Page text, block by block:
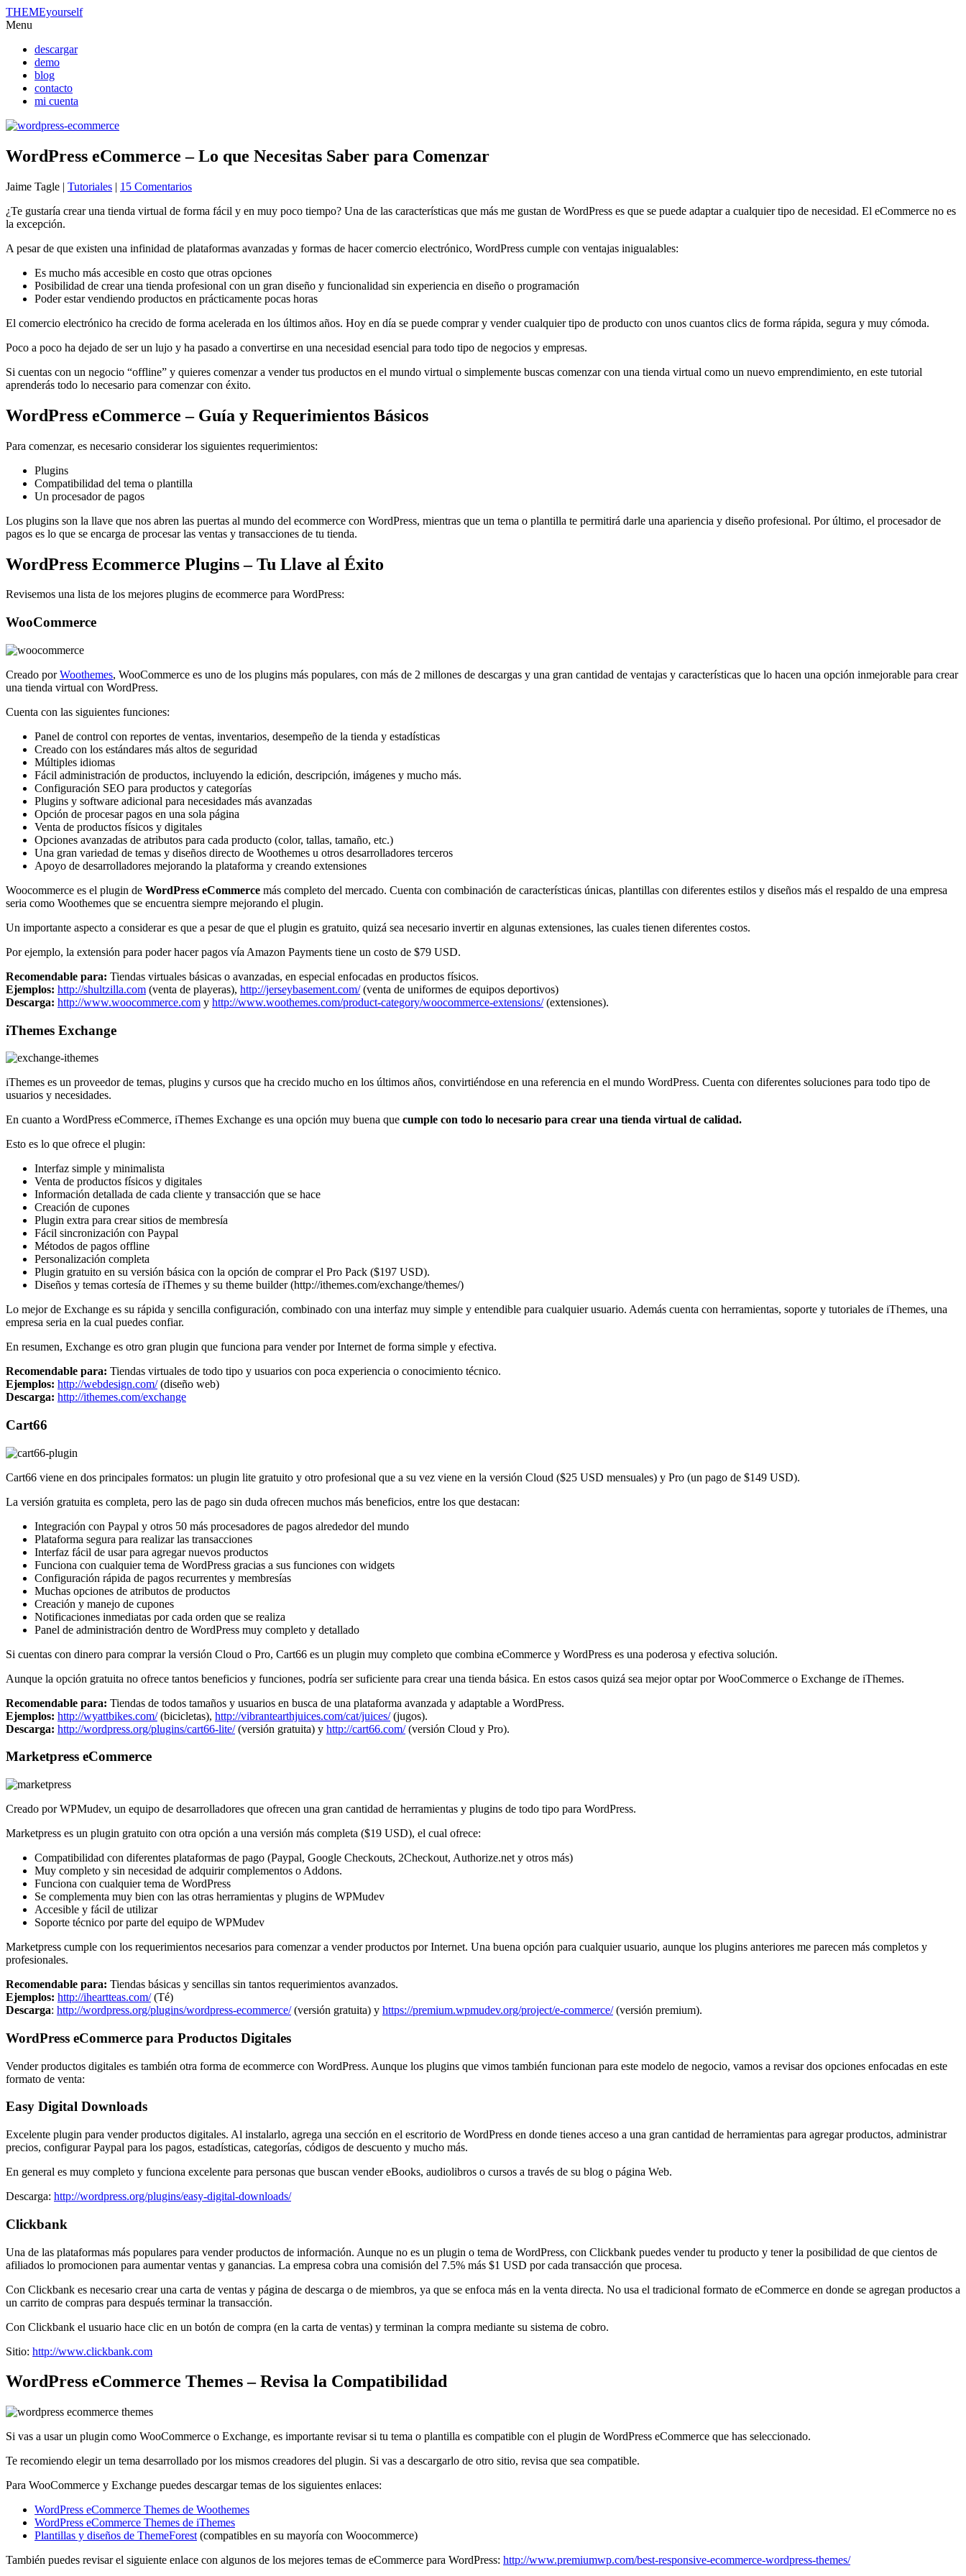
THEMEyourself
Menu
descargar
demo
blog
contacto
mi cuenta
WordPress eCommerce – Lo que Necesitas Saber para Comenzar
Jaime Tagle | Tutoriales | 15 Comentarios
¿Te gustaría crear una tienda virtual de forma fácil y en muy poco tiempo? Una de las características que más me gustan de WordPress es que se puede adaptar a cualquier tipo de necesidad. El eCommerce no es
la excepción.
A pesar de que existen una infinidad de plataformas avanzadas y formas de hacer comercio electrónico, WordPress cumple con ventajas inigualables:
Es mucho más accesible en costo que otras opciones
Posibilidad de crear una tienda profesional con un gran diseño y funcionalidad sin experiencia en diseño o programación
Poder estar vendiendo productos en prácticamente pocas horas
El comercio electrónico ha crecido de forma acelerada en los últimos años. Hoy en día se puede comprar y vender cualquier tipo de producto con unos cuantos clics de forma rápida, segura y muy cómoda.
Poco a poco ha dejado de ser un lujo y ha pasado a convertirse en una necesidad esencial para todo tipo de negocios y empresas.
Si cuentas con un negocio “offline” y quieres comenzar a vender tus productos en el mundo virtual o simplemente buscas comenzar con una tienda virtual como un nuevo emprendimiento, en este tutorial
aprenderás todo lo necesario para comenzar con éxito.
WordPress eCommerce – Guía y Requerimientos Básicos
Para comenzar, es necesario considerar los siguientes requerimientos:
Plugins
Compatibilidad del tema o plantilla
Un procesador de pagos
Los plugins son la llave que nos abren las puertas al mundo del ecommerce con WordPress, mientras que un tema o plantilla te permitirá darle una apariencia y diseño profesional. Por último, el procesador de
pagos es lo que se encarga de procesar las ventas y transacciones de tu tienda.
WordPress Ecommerce Plugins – Tu Llave al Éxito
Revisemos una lista de los mejores plugins de ecommerce para WordPress:
WooCommerce
Creado porWoothemes, WooCommerce es uno de los plugins más populares, con más de 2 millones de descargas y una gran cantidad de ventajas y características que lo hacen una opción inmejorable para crear
una tienda virtual con WordPress.
Cuenta con las siguientes funciones:
Panel de control con reportes de ventas, inventarios, desempeño de la tienda y estadísticas
Creado con los estándares más altos de seguridad
Múltiples idiomas
Fácil administración de productos, incluyendo la edición, descripción, imágenes y mucho más.
Configuración SEO para productos y categorías
Plugins y software adicional para necesidades más avanzadas
Opción de procesar pagos en una sola página
Venta de productos físicos y digitales
Opciones avanzadas de atributos para cada producto (color, tallas, tamaño, etc.)
Una gran variedad de temas y diseños directo de Woothemes u otros desarrolladores terceros
Apoyo de desarrolladores mejorando la plataforma y creando extensiones
Woocommerce es el plugin de WordPress eCommerce más completo del mercado. Cuenta con combinación de características únicas, plantillas con diferentes estilos y diseños más el respaldo de una empresa
seria como Woothemes que se encuentra siempre mejorando el plugin.
Un importante aspecto a considerar es que a pesar de que el plugin es gratuito, quizá sea necesario invertir en algunas extensiones, las cuales tienen diferentes costos.
Por ejemplo, la extensión para poder hacer pagos vía Amazon Payments tiene un costo de $79 USD.
Recomendable para: Tiendas virtuales básicas o avanzadas, en especial enfocadas en productos físicos.
Ejemplos: http://shultzilla.com (venta de playeras), http://jerseybasement.com/(venta de uniformes de equipos deportivos)
Descarga: http://www.woocommerce.com y http://www.woothemes.com/product-category/woocommerce-extensions/(extensiones).
iThemes Exchange
iThemes es un proveedor de temas, plugins y cursos que ha crecido mucho en los últimos años, convirtiéndose en una referencia en el mundo WordPress. Cuenta con diferentes soluciones para todo tipo de
usuarios y necesidades.
En cuanto a WordPress eCommerce, iThemes Exchange es una opción muy buena que cumple con todo lo necesario para crear una tienda virtual de calidad.
Esto es lo que ofrece el plugin:
Interfaz simple y minimalista
Venta de productos físicos y digitales
Información detallada de cada cliente y transacción que se hace
Creación de cupones
Plugin extra para crear sitios de membresía
Fácil sincronización con Paypal
Métodos de pagos offline
Personalización completa
Plugin gratuito en su versión básica con la opción de comprar el Pro Pack ($197 USD).
Diseños y temas cortesía de iThemes y su theme builder (http://ithemes.com/exchange/themes/)
Lo mejor de Exchange es su rápida y sencilla configuración, combinado con una interfaz muy simple y entendible para cualquier usuario. Además cuenta con herramientas, soporte y tutoriales de iThemes, una
empresa seria en la cual puedes confiar.
En resumen, Exchange es otro gran plugin que funciona para vender por Internet de forma simple y efectiva.
Recomendable para: Tiendas virtuales de todo tipo y usuarios con poca experiencia o conocimiento técnico.
Ejemplos: http://webdesign.com/(diseño web)
Descarga: http://ithemes.com/exchange
Cart66
Cart66 viene en dos principales formatos: un plugin lite gratuito y otro profesional que a su vez viene en la versión Cloud ($25 USD mensuales) y Pro (un pago de $149 USD).
La versión gratuita es completa, pero las de pago sin duda ofrecen muchos más beneficios, entre los que destacan:
Integración con Paypal y otros 50 más procesadores de pagos alrededor del mundo
Plataforma segura para realizar las transacciones
Interfaz fácil de usar para agregar nuevos productos
Funciona con cualquier tema de WordPress gracias a sus funciones con widgets
Configuración rápida de pagos recurrentes y membresías
Muchas opciones de atributos de productos
Creación y manejo de cupones
Notificaciones inmediatas por cada orden que se realiza
Panel de administración dentro de WordPress muy completo y detallado
Si cuentas con dinero para comprar la versión Cloud o Pro, Cart66 es un plugin muy completo que combina eCommerce y WordPress es una poderosa y efectiva solución.
Aunque la opción gratuita no ofrece tantos beneficios y funciones, podría ser suficiente para crear una tienda básica. En estos casos quizá sea mejor optar por WooCommerce o Exchange de iThemes.
Recomendable para: Tiendas de todos tamaños y usuarios en busca de una plataforma avanzada y adaptable a WordPress.
Ejemplos: http://wyattbikes.com/(bicicletas), http://vibrantearthjuices.com/cat/juices/(jugos).
Descarga: http://wordpress.org/plugins/cart66-lite/(versión gratuita) y http://cart66.com/(versión Cloud y Pro).
Marketpress eCommerce
Creado por WPMudev, un equipo de desarrolladores que ofrecen una gran cantidad de herramientas y plugins de todo tipo para WordPress.
Marketpress es un plugin gratuito con otra opción a una versión más completa ($19 USD), el cual ofrece:
Compatibilidad con diferentes plataformas de pago (Paypal, Google Checkouts, 2Checkout, Authorize.net y otros más)
Muy completo y sin necesidad de adquirir complementos o Addons.
Funciona con cualquier tema de WordPress
Se complementa muy bien con las otras herramientas y plugins de WPMudev
Accesible y fácil de utilizar
Soporte técnico por parte del equipo de WPMudev
Marketpress cumple con los requerimientos necesarios para comenzar a vender productos por Internet. Una buena opción para cualquier usuario, aunque los plugins anteriores me parecen más completos y
profesionales.
Recomendable para: Tiendas básicas y sencillas sin tantos requerimientos avanzados.
Ejemplos: http://iheartteas.com/(Té)
Descarga: http://wordpress.org/plugins/wordpress-ecommerce/(versión gratuita) y https://premium.wpmudev.org/project/e-commerce/(versión premium).
WordPress eCommerce para Productos Digitales
Vender productos digitales es también otra forma de ecommerce con WordPress. Aunque los plugins que vimos también funcionan para este modelo de negocio, vamos a revisar dos opciones enfocadas en este
formato de venta:
Easy Digital Downloads
Excelente plugin para vender productos digitales. Al instalarlo, agrega una sección en el escritorio de WordPress en donde tienes acceso a una gran cantidad de herramientas para agregar productos, administrar
precios, configurar Paypal para los pagos, estadísticas, categorías, códigos de descuento y mucho más.
En general es muy completo y funciona excelente para personas que buscan vender eBooks, audiolibros o cursos a través de su blog o página Web.
Descarga: http://wordpress.org/plugins/easy-digital-downloads/
Clickbank
Una de las plataformas más populares para vender productos de información. Aunque no es un plugin o tema de WordPress, con Clickbank puedes vender tu producto y tener la posibilidad de que cientos de
afiliados lo promocionen para aumentar ventas y ganancias. La empresa cobra una comisión del 7.5% más $1 USD por cada transacción que procesa.
Con Clickbank es necesario crear una carta de ventas y página de descarga o de miembros, ya que se enfoca más en la venta directa. No usa el tradicional formato de eCommerce en donde se agregan productos a
un carrito de compras para después terminar la transacción.
Con Clickbank el usuario hace clic en un botón de compra (en la carta de ventas) y terminan la compra mediante su sistema de cobro.
Sitio: http://www.clickbank.com
WordPress eCommerce Themes – Revisa la Compatibilidad
Si vas a usar un plugin como WooCommerce o Exchange, es importante revisar si tu tema o plantilla es compatible con el plugin de WordPress eCommerce que has seleccionado.
Te recomiendo elegir un tema desarrollado por los mismos creadores del plugin. Si vas a descargarlo de otro sitio, revisa que sea compatible.
Para WooCommerce y Exchange puedes descargar temas de los siguientes enlaces:
WordPress eCommerce Themes de Woothemes
WordPress eCommerce Themes de iThemes
Plantillas y diseños de ThemeForest (compatibles en su mayoría con Woocommerce)
También puedes revisar el siguiente enlace con algunos de los mejores temas de eCommerce para WordPress: http://www.premiumwp.com/best-responsive-ecommerce-wordpress-themes/